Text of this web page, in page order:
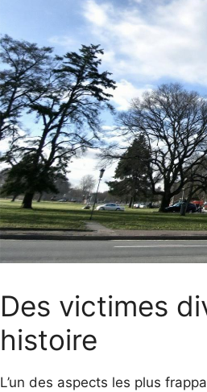
Des victimes
histoire
L’un des aspects les plus